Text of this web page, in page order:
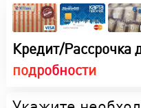
Кредит/Рассрочка
подробности